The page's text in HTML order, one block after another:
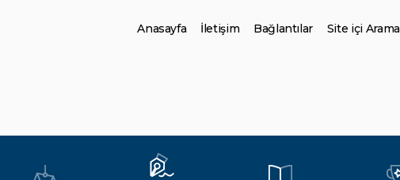
Anasayfa İletişim Bağlantılar Site içi Arama